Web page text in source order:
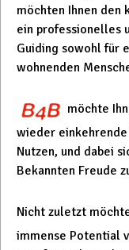
möchten Ihnen
ein professionelles
Guiding sowohl für
wohnenden
möchte
wieder
Nutzen, und dabei
Bekannten Freude
Nicht zuletzt
immense Potential